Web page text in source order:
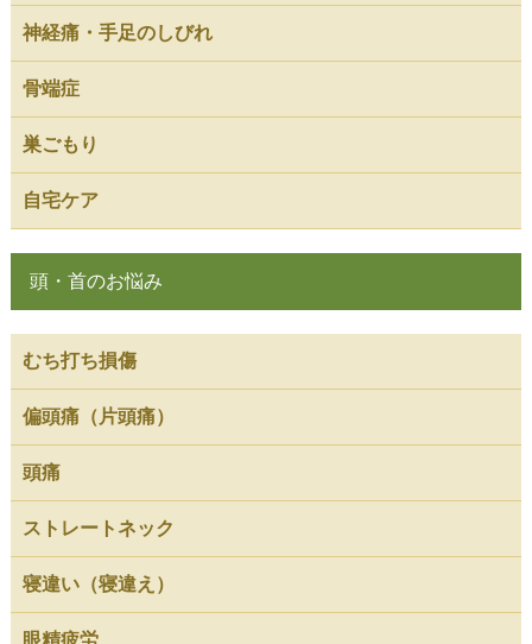
神経痛・手足のしびれ
骨端症
巣ごもり
自宅ケア
頭・首のお悩み
むち打ち損傷
偏頭痛（片頭痛）
頭痛
ストレートネック
寝違い（寝違え）
眼精疲労